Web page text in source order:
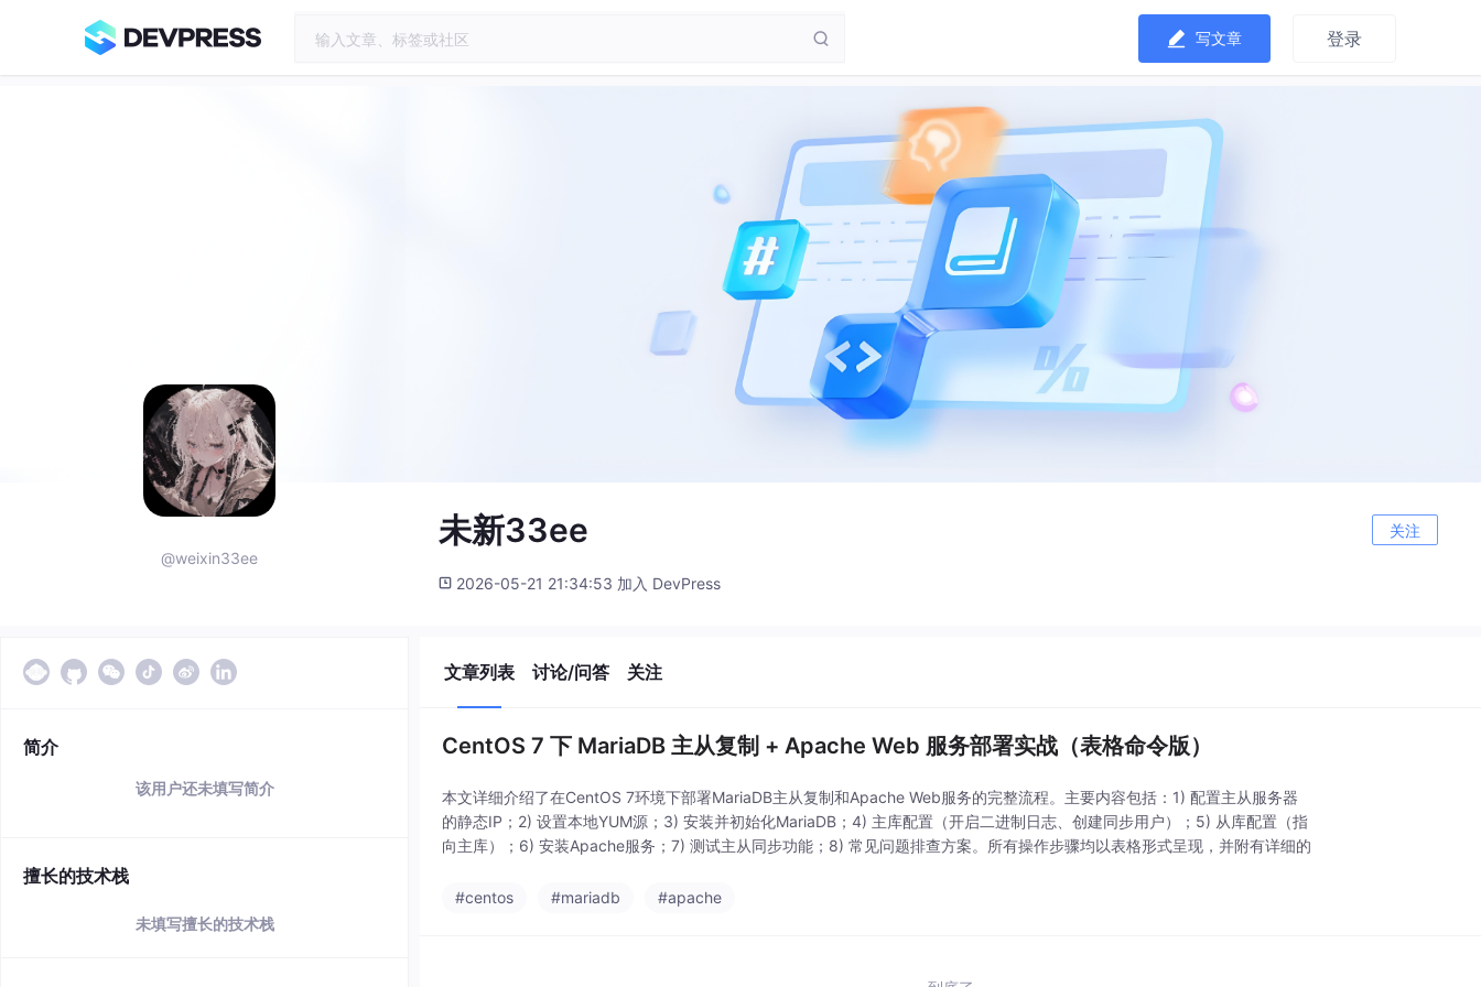
写文章 登录
@weixin33ee
未新33ee 关注
2026-05-21 21:34:53 加入 DevPress
简介
该用户还未填写简介
擅长的技术栈
未填写擅长的技术栈
文章列表 讨论/问答 关注
CentOS 7 下 MariaDB 主从复制 + Apache Web 服务部署实战（表格命令版）
本文详细介绍了在CentOS 7环境下部署MariaDB主从复制和Apache Web服务的完整流程。主要内容包括：1) 配置主从服务器
的静态IP；2) 设置本地YUM源；3) 安装并初始化MariaDB；4) 主库配置（开启二进制日志、创建同步用户）；5) 从库配置（指
向主库）；6) 安装Apache服务；7) 测试主从同步功能；8) 常见问题排查方案。所有操作步骤均以表格形式呈现，并附有详细的
#centos #mariadb #apache